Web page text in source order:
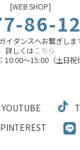
[WEB SHOP]
86-
イダンスへお繋ぎしま
詳しくはこちら
10:00～15:00（土日祝
YOUTUBE
PINTEREST